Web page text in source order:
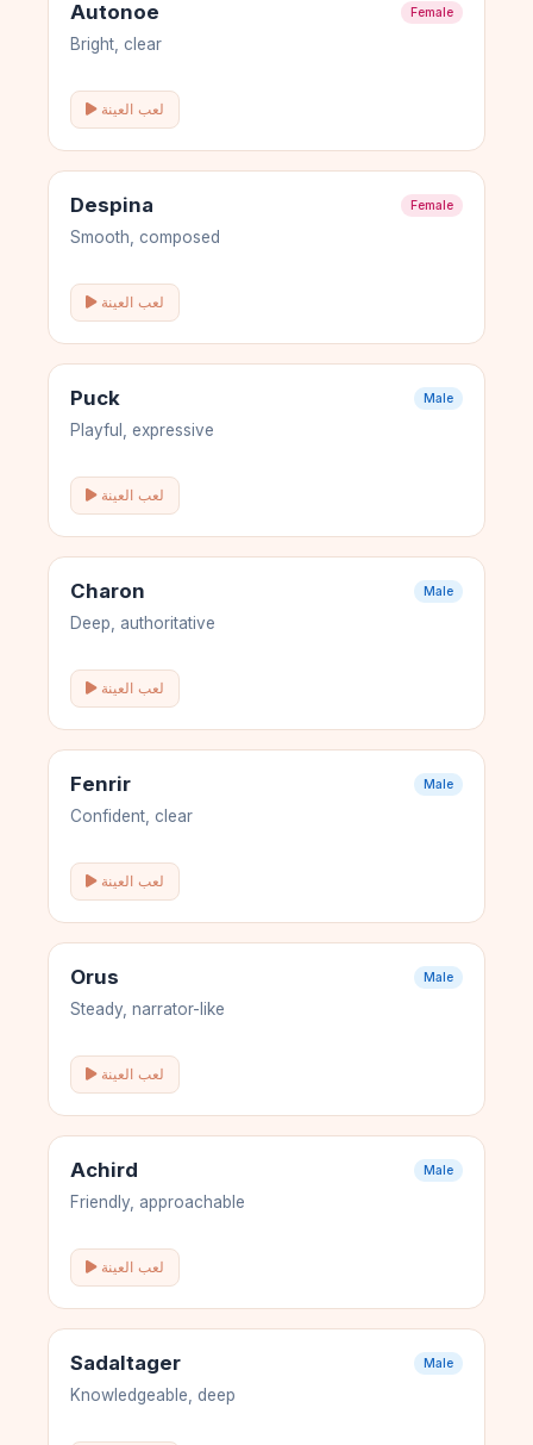
Autonoe Female
Bright, clear
لعب العينة
Despina Female
Smooth, composed
لعب العينة
Puck Male
Playful, expressive
لعب العينة
Charon Male
Deep, authoritative
لعب العينة
Fenrir Male
Confident, clear
لعب العينة
Orus Male
Steady, narrator-like
لعب العينة
Achird Male
Friendly, approachable
لعب العينة
Sadaltager Male
Knowledgeable, deep